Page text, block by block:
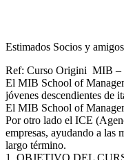
Estimados Socios y
Ref: Curso Origini MIB –
El MIB School of
jóvenes descendientes de
El MIB School of
Por otro lado el ICE
empresas, ayudando a las
largo término.
1. OBJETIVO DEL